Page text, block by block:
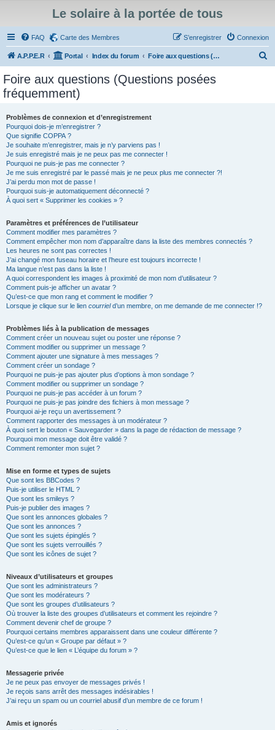
Le solaire à la portée de tous
FAQ Carte des Membres Connexion
S’enregistrer
A.P.P.E.R Portal Index du forum Foire aux questions (Questions posées fréquemment)
Foire aux questions (Questions posées
fréquemment)
Problèmes de connexion et d’enregistrement
Pourquoi dois-je m’enregistrer ?
Que signifie COPPA ?
Je souhaite m’enregistrer, mais je n’y parviens pas !
Je suis enregistré mais je ne peux pas me connecter !
Pourquoi ne puis-je pas me connecter ?
Je me suis enregistré par le passé mais je ne peux plus me connecter ?!
J’ai perdu mon mot de passe !
Pourquoi suis-je automatiquement déconnecté ?
À quoi sert « Supprimer les cookies » ?
Paramètres et préférences de l’utilisateur
Comment modifier mes paramètres ?
Comment empêcher mon nom d’apparaître dans la liste des membres connectés ?
Les heures ne sont pas correctes !
J’ai changé mon fuseau horaire et l’heure est toujours incorrecte !
Ma langue n’est pas dans la liste !
A quoi correspondent les images à proximité de mon nom d’utilisateur ?
Comment puis-je afficher un avatar ?
Qu’est-ce que mon rang et comment le modifier ?
Lorsque je clique sur le lien courrield’un membre, on me demande de me connecter !?
Problèmes liés à la publication de messages
Comment créer un nouveau sujet ou poster une réponse ?
Comment modifier ou supprimer un message ?
Comment ajouter une signature à mes messages ?
Comment créer un sondage ?
Pourquoi ne puis-je pas ajouter plus d’options à mon sondage ?
Comment modifier ou supprimer un sondage ?
Pourquoi ne puis-je pas accéder à un forum ?
Pourquoi ne puis-je pas joindre des fichiers à mon message ?
Pourquoi ai-je reçu un avertissement ?
Comment rapporter des messages à un modérateur ?
À quoi sert le bouton « Sauvegarder » dans la page de rédaction de message ?
Pourquoi mon message doit être validé ?
Comment remonter mon sujet ?
Mise en forme et types de sujets
Que sont les BBCodes ?
Puis-je utiliser le HTML ?
Que sont les smileys ?
Puis-je publier des images ?
Que sont les annonces globales ?
Que sont les annonces ?
Que sont les sujets épinglés ?
Que sont les sujets verrouillés ?
Que sont les icônes de sujet ?
Niveaux d’utilisateurs et groupes
Que sont les administrateurs ?
Que sont les modérateurs ?
Que sont les groupes d’utilisateurs ?
Où trouver la liste des groupes d’utilisateurs et comment les rejoindre ?
Comment devenir chef de groupe ?
Pourquoi certains membres apparaissent dans une couleur différente ?
Qu’est-ce qu’un « Groupe par défaut » ?
Qu’est-ce que le lien « L’équipe du forum » ?
Messagerie privée
Je ne peux pas envoyer de messages privés !
Je reçois sans arrêt des messages indésirables !
J’ai reçu un spam ou un courriel abusif d’un membre de ce forum !
Amis et ignorés